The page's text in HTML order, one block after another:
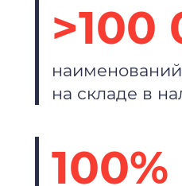
>100
наименований
на складе в
100%